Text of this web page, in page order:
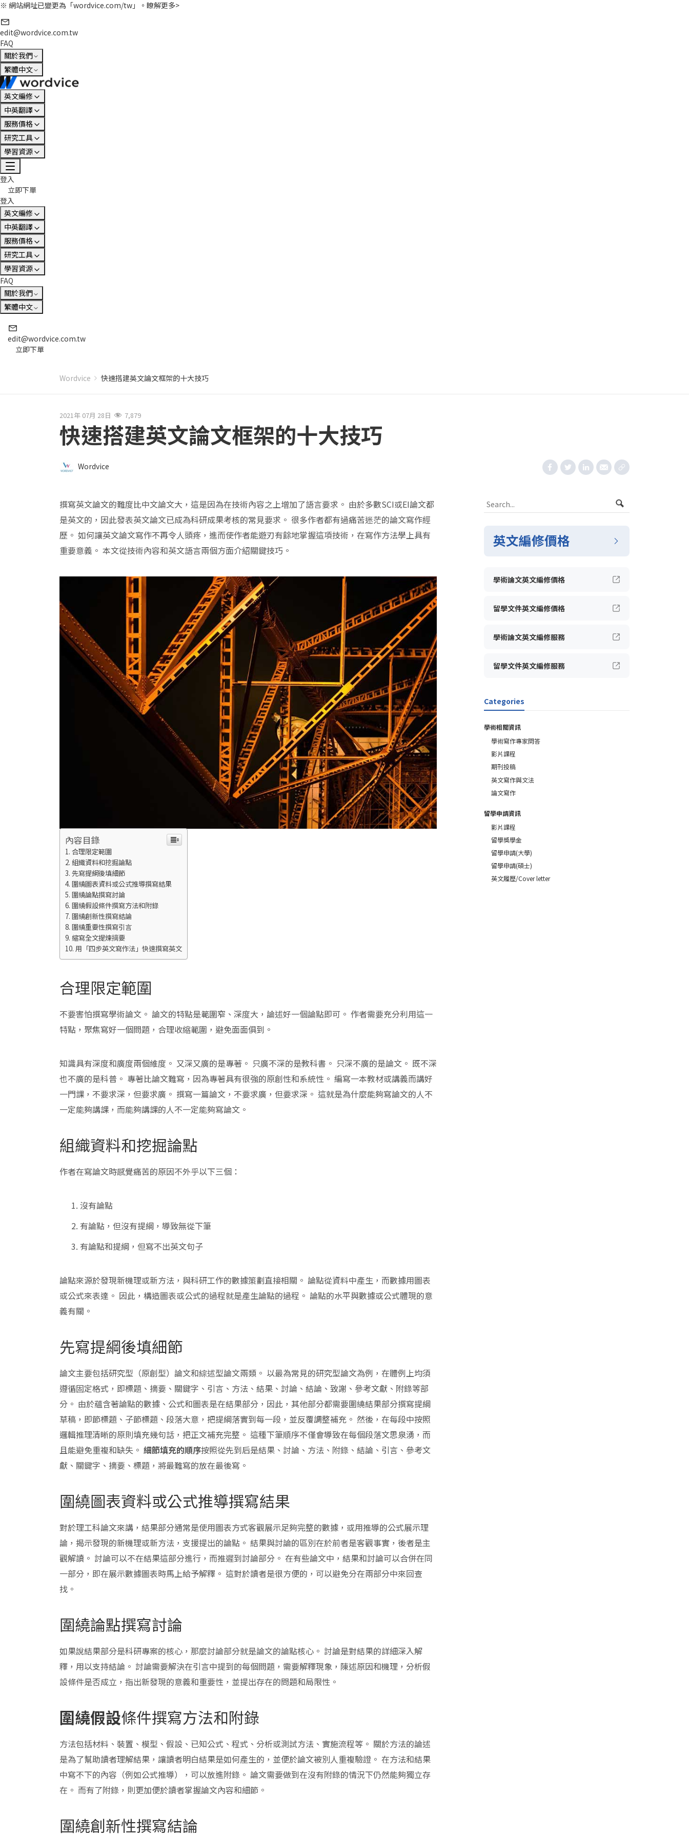
※ 網站網址已變更為「wordvice.com/tw」。 瞭解更多>
edit@wordvice.com.tw
FAQ
關於我們
繁體中文
英文編修
中英翻譯
服務價格
研究工具
學習資源
登入
立即下單
登入
英文編修
中英翻譯
服務價格
研究工具
學習資源
FAQ
關於我們
繁體中文
edit@wordvice.com.tw
立即下單
Wordvice 快速搭建英文論文框架的十大技巧
2021年 07月 28日 7,879
快速搭建英文論文框架的十大技巧
Wordvice
撰寫英文論文的難度比中文論文大，這是因為在技術內容之上增加了語言要求。 由於多數SCI或EI論文都
是英文的，因此發表英文論文已成為科研成果考核的常見要求。 很多作者都有過痛苦迷茫的論文寫作經
歷。 如何讓英文論文寫作不再令人頭疼，進而使作者能遊刃有餘地掌握這項技術，在寫作方法學上具有
重要意義。 本文從技術內容和英文語言兩個方面介紹關鍵技巧。
內容目錄
合理限定範圍
組織資料和挖掘論點
先寫提綱後填細節
圍繞圖表資料或公式推導撰寫結果
圍繞論點撰寫討論
圍繞假設條件撰寫方法和附錄
圍繞創新性撰寫結論
圍繞重要性撰寫引言
縮寫全文提煉摘要
用「四步英文寫作法」快速撰寫英文
合理限定範圍
不要害怕撰寫學術論文。 論文的特點是範圍窄、深度大，論述好一個論點即可。 作者需要充分利用這一
特點，聚焦寫好一個問題，合理收縮範圍，避免面面俱到。
知識具有深度和廣度兩個維度。 又深又廣的是專著。 只廣不深的是教科書。 只深不廣的是論文。 既不深
也不廣的是科普。 專著比論文難寫，因為專著具有很強的原創性和系統性。 編寫一本教材或講義而講好
一門課，不要求深，但要求廣。 撰寫一篇論文，不要求廣，但要求深。 這就是為什麼能夠寫論文的人不
一定能夠講課，而能夠講課的人不一定能夠寫論文。
組織資料和挖掘論點
作者在寫論文時感覺痛苦的原因不外乎以下三個：
沒有論點
有論點，但沒有提綱，導致無從下筆
有論點和提綱，但寫不出英文句子
論點來源於發現新機理或新方法，與科研工作的數據策劃直接相關。 論點從資料中產生，而數據用圖表
或公式來表達。 因此，構造圖表或公式的過程就是產生論點的過程。 論點的水平與數據或公式體現的意
義有關。
先寫提綱後填細節
論文主要包括研究型（原創型）論文和綜述型論文兩類。 以最為常見的研究型論文為例，在體例上均須
遵循固定格式，即標題、摘要、關鍵字、引言、方法、結果、討論、結論、致謝、參考文獻、附錄等部
分。 由於蘊含著論點的數據、公式和圖表是在結果部分，因此，其他部分都需要圍繞結果部分撰寫提綱
草稿，即節標題、子節標題、段落大意，把提綱落實到每一段，並反覆調整補充。 然後，在每段中按照
邏輯推理清晰的原則填充幾句話，把正文補充完整。 這種下筆順序不僅會導致在每個段落文思泉湧，而
且能避免重複和缺失。 細節填充的順序按照從先到后是結果、討論、方法、附錄、結論、引言、參考文
獻、關鍵字、摘要、標題，將最難寫的放在最後寫。
圍繞圖表資料或公式推導撰寫結果
對於理工科論文來講，結果部分通常是使用圖表方式客觀展示足夠完整的數據，或用推導的公式展示理
論，揭示發現的新機理或新方法，支援提出的論點。 結果與討論的區別在於前者是客觀事實，後者是主
觀解讀。 討論可以不在結果這部分進行，而推遲到討論部分。 在有些論文中，結果和討論可以合併在同
一部分，即在展示數據圖表時馬上給予解釋。 這對於讀者是很方便的，可以避免分在兩部分中來回查
找。
圍繞論點撰寫討論
如果說結果部分是科研專案的核心，那麼討論部分就是論文的論點核心。 討論是對結果的詳細深入解
釋，用以支持結論。 討論需要解決在引言中提到的每個問題，需要解釋現象，陳述原因和機理，分析假
設條件是否成立，指出新發現的意義和重要性，並提出存在的問題和局限性。
圍繞假設條件撰寫方法和附錄
方法包括材料、裝置、模型、假設、已知公式、程式、分析或測試方法、實施流程等。 關於方法的論述
是為了幫助讀者理解結果，讓讀者明白結果是如何產生的，並便於論文被別人重複驗證。 在方法和結果
中寫不下的內容（例如公式推導），可以放進附錄。 論文需要做到在沒有附錄的情況下仍然能夠獨立存
在。 而有了附錄，則更加便於讀者掌握論文內容和細節。
圍繞創新性撰寫結論
英文編修價格
學術論文英文編修價格
留學文件英文編修價格
學術論文英文編修服務
留學文件英文編修服務
Categories
學術相關資訊
學術寫作專家問答
影片課程
期刊投稿
英文寫作與文法
論文寫作
留學申請資訊
影片課程
留學獎學金
留學申請(大學)
留學申請(碩士)
英文履歷/Cover letter